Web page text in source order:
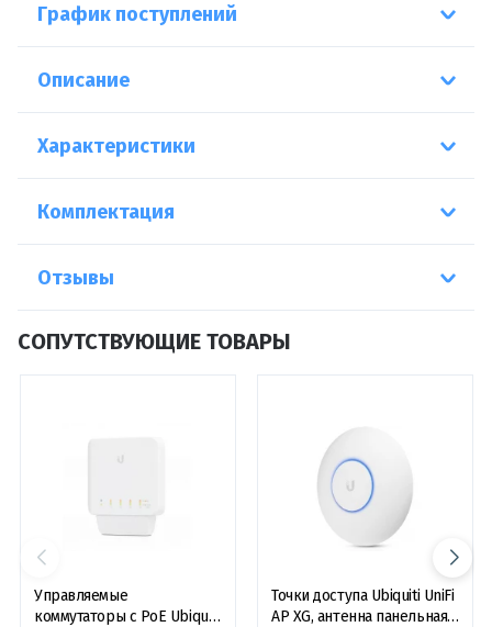
График поступлений
Описание
Характеристики
Комплектация
Отзывы
СОПУТСТВУЮЩИЕ ТОВАРЫ
Управляемые
коммутаторы с PoE Ubiquiti
Точки доступа Ubiquiti UniFi
AP XG, антенна панельная